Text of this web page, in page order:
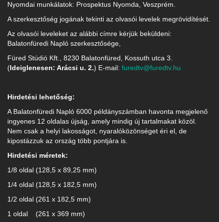
Nyomdai munkálatok: Prospektus Nyomda, Veszprém.
A szerkesztőség jogának tekinti az olvasói levelek megrövidítését.
Az olvasói leveleket az alábbi címre kérjük beküldeni:
Balatonfüredi Napló szerkesztősége,
Füred Stúdió Kft., 8230 Balatonfüred, Kossuth utca 3.
(Ideiglenesen: Arácsi u. 2.) E-mail: furedtv@furedtv.hu
Hirdetési lehetőség:
A Balatonfüredi Napló 6000 példányszámban havonta megjelenő
ingyenes 12 oldalas újság, amely mindig új tartalmakat közöl.
Nem csak a helyi lakosságot, nyaralóközönséget éri el, de
kipostázzuk az ország több pontjára is.
Hirdetési méretek:
1/8 oldal (128,5 x 89,25 mm)
1/4 oldal (128,5 x 182,5 mm)
1/2 oldal (261 x 182,5 mm)
1 oldal (261 x 369 mm)